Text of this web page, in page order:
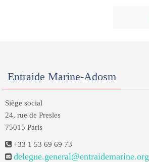
Entraide Marine-Adosm
Siège social
24, rue de Presles
75015 Paris
+33 1 53 69 69 73
delegue.general@entraidemarine.org